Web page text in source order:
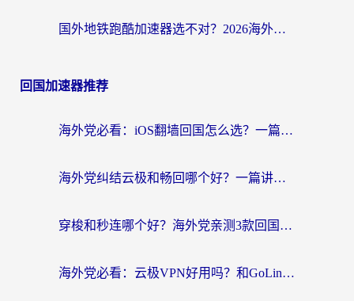
国外地铁跑酷加速器选不对？2026海外玩家必看的国服游戏加速全攻略
回国加速器推荐
海外党必看：iOS翻墙回国怎么选？一篇搞定无缝访问国内资源
海外党纠结云极和畅回哪个好？一篇讲透回国加速器怎么选（附避坑指南）
穿梭和秒连哪个好？海外党亲测3款回国加速器，教你在国外正常浏览国内网站
海外党必看：云极VPN好用吗？和GoLinkVPN对比哪个回国效果更好？附真实体验指南